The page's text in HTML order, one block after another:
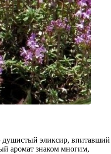
душистый эликсир, впитавший
аромат знаком многим,